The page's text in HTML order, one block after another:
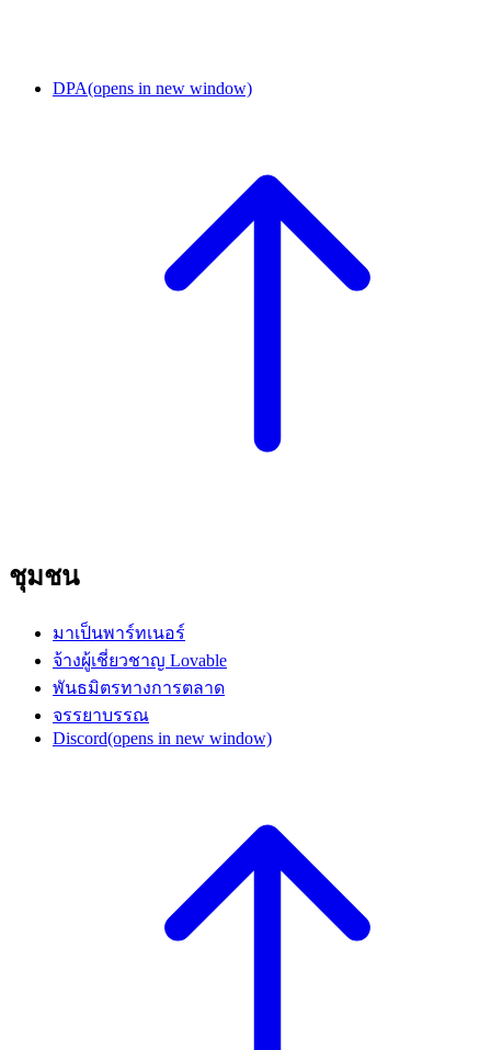
DPA(opens in new window)
ชุมชน
มาเป็นพาร์ทเนอร์
จ้างผู้เชี่ยวชาญ Lovable
พันธมิตรทางการตลาด
จรรยาบรรณ
Discord(opens in new window)